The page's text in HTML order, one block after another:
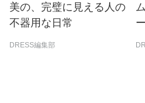
美の、完璧に見える人の
不器用な日常
DRESS編集部